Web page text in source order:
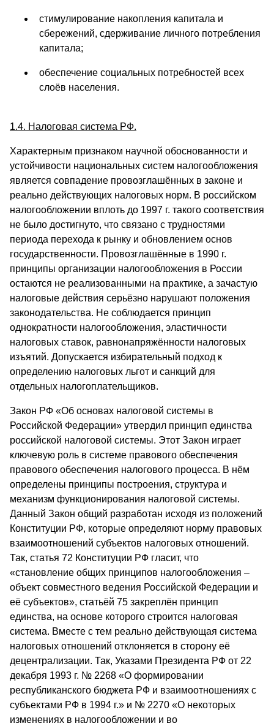
стимулирование накопления капитала и
сбережений, сдерживание личного потребления
капитала;
обеспечение социальных потребностей всех
слоёв населения.
1.4. Налоговая система РФ.
Характерным признаком научной обоснованности и
устойчивости национальных систем налогообложения
является совпадение провозглашённых в законе и
реально действующих налоговых норм. В российском
налогообложении вплоть до 1997 г. такого соответствия
не было достигнуто, что связано с трудностями
периода перехода к рынку и обновлением основ
государственности. Провозглашённые в 1990 г.
принципы организации налогообложения в России
остаются не реализованными на практике, а зачастую
налоговые действия серьёзно нарушают положения
законодательства. Не соблюдается принцип
однократности налогообложения, эластичности
налоговых ставок, равнонапряжённости налоговых
изъятий. Допускается избирательный подход к
определению налоговых льгот и санкций для
отдельных налогоплательщиков.
Закон РФ «Об основах налоговой системы в
Российской Федерации» утвердил принцип единства
российской налоговой системы. Этот Закон играет
ключевую роль в системе правового обеспечения
правового обеспечения налогового процесса. В нём
определены принципы построения, структура и
механизм функционирования налоговой системы.
Данный Закон общий разработан исходя из положений
Конституции РФ, которые определяют норму правовых
взаимоотношений субъектов налоговых отношений.
Так, статья 72 Конституции РФ гласит, что
«становление общих принципов налогообложения –
объект совместного ведения Российской Федерации и
её субъектов», статьёй 75 закреплён принцип
единства, на основе которого строится налоговая
система. Вместе с тем реально действующая система
налоговых отношений отклоняется в сторону её
децентрализации. Так, Указами Президента РФ от 22
декабря 1993 г. № 2268 «О формировании
республиканского бюджета РФ и взаимоотношениях с
субъектами РФ в 1994 г.» и № 2270 «О некоторых
изменениях в налогообложении и во